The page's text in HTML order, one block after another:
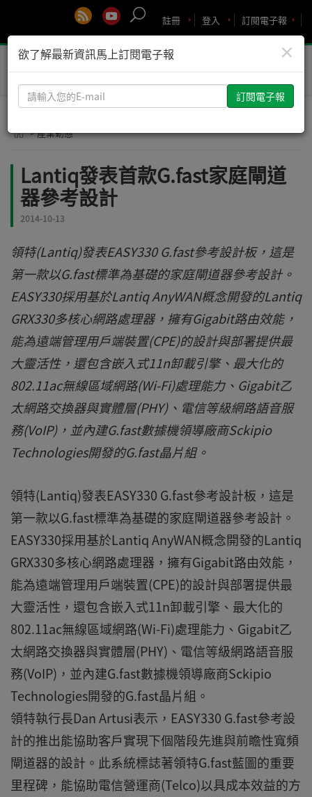
訂閱電子報
登入
註冊
Toggle
> 產業動態
Lantiq發表首款G.fast家庭閘道
器參考設計
2014-10-13
領特(Lantiq)發表EASY330 G.fast參考設計板，這是
第一款以G.fast標準為基礎的家庭閘道器參考設計。
EASY330採用基於Lantiq AnyWAN概念開發的Lantiq
GRX330多核心網路處理器，擁有Gigabit路由效能，
能為遠端管理用戶端裝置(CPE)的設計與部署提供最
大靈活性，還包含嵌入式11n卸載引擎、最大化的
802.11ac無線區域網路(Wi-Fi)處理能力、Gigabit乙
太網路交換器與實體層(PHY)、電信等級網路語音服
務(VoIP)，並內建G.fast數據機領導廠商Sckipio
Technologies開發的G.fast晶片組。
領特(Lantiq)發表EASY330 G.fast參考設計板，這是
第一款以G.fast標準為基礎的家庭閘道器參考設計。
EASY330採用基於Lantiq AnyWAN概念開發的Lantiq
GRX330多核心網路處理器，擁有Gigabit路由效能，
能為遠端管理用戶端裝置(CPE)的設計與部署提供最
大靈活性，還包含嵌入式11n卸載引擎、最大化的
802.11ac無線區域網路(Wi-Fi)處理能力、Gigabit乙
太網路交換器與實體層(PHY)、電信等級網路語音服
務(VoIP)，並內建G.fast數據機領導廠商Sckipio
Technologies開發的G.fast晶片組。
領特執行長Dan Artusi表示，EASY330 G.fast參考設
計的推出能協助客戶實現下個階段先進與前瞻性寬頻
閘道器的設計。此系統標誌著領特G.fast藍圖的重要
里程碑，能協助電信營運商(Telco)以具成本效益的方
×
欲了解最新資訊馬上訂閱電子報
請
輸
您
mail